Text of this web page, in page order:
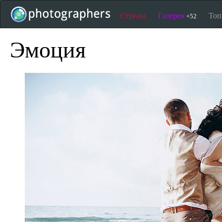
Стрічка Галерея +52
Эмоция